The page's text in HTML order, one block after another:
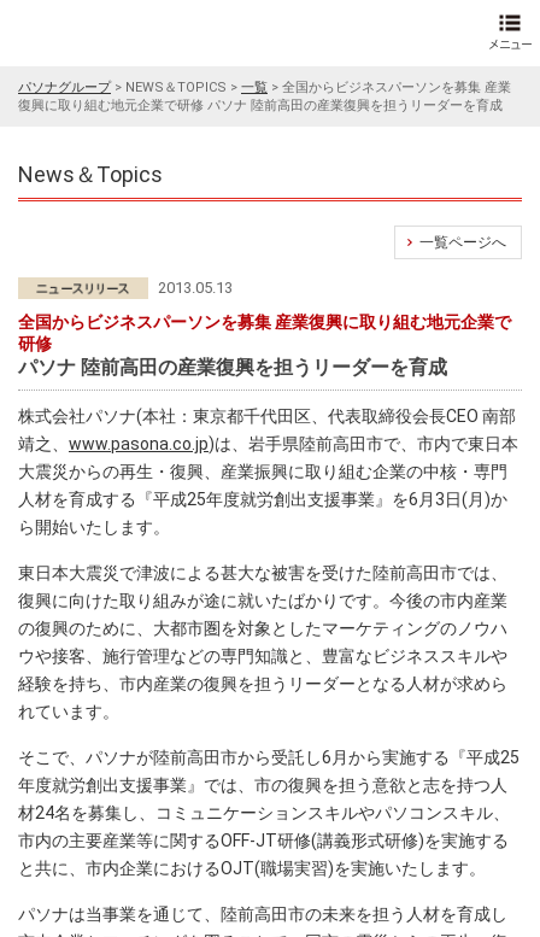
パソナグループ> NEWS＆TOPICS > 一覧 > 全国からビジネスパーソンを募集 産業
復興に取り組む地元企業で研修 パソナ 陸前高田の産業復興を担うリーダーを育成
News＆Topics
一覧ページへ
2013.05.13
全国からビジネスパーソンを募集 産業復興に取り組む地元企業で
研修
パソナ 陸前高田の産業復興を担うリーダーを育成
株式会社パソナ(本社：東京都千代田区、代表取締役会長CEO 南部
靖之、 www.pasona.co.jp)は、岩手県陸前高田市で、市内で東日本
大震災からの再生・復興、産業振興に取り組む企業の中核・専門
人材を育成する『平成25年度就労創出支援事業』を6月3日(月)か
ら開始いたします。
東日本大震災で津波による甚大な被害を受けた陸前高田市では、
復興に向けた取り組みが途に就いたばかりです。今後の市内産業
の復興のために、大都市圏を対象としたマーケティングのノウハ
ウや接客、施行管理などの専門知識と、豊富なビジネススキルや
経験を持ち、市内産業の復興を担うリーダーとなる人材が求めら
れています。
そこで、パソナが陸前高田市から受託し6月から実施する『平成25
年度就労創出支援事業』では、市の復興を担う意欲と志を持つ人
材24名を募集し、コミュニケーションスキルやパソコンスキル、
市内の主要産業等に関するOFF‐JT研修(講義形式研修)を実施する
と共に、市内企業におけるOJT(職場実習)を実施いたします。
パソナは当事業を通じて、陸前高田市の未来を担う人材を育成し